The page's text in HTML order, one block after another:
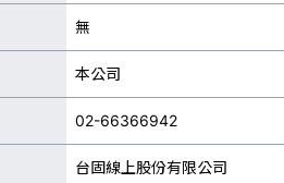
無
本公司
02-66366942
台固線上股份有限公司